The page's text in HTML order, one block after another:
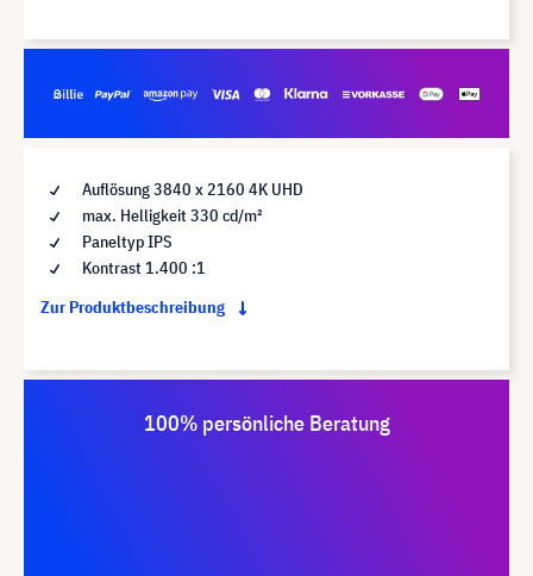
Auflösung 3840 x 2160 4K UHD
max. Helligkeit 330 cd/m²
Paneltyp IPS
Kontrast 1.400 :1
Zur Produktbeschreibung
100% persönliche Beratung